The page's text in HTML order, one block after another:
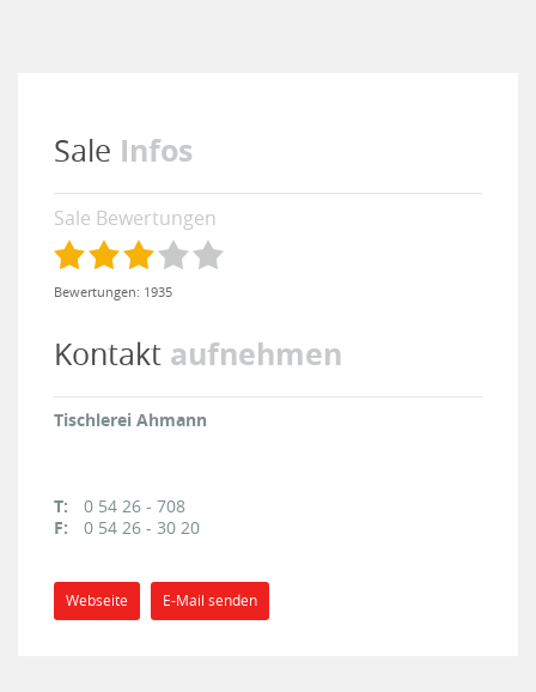
Sale Infos
Sale Bewertungen
Bewertungen: 1935
Kontakt aufnehmen
Tischlerei Ahmann
T:
0 54 26 - 708
F:
0 54 26 - 30 20
Webseite E-Mail senden